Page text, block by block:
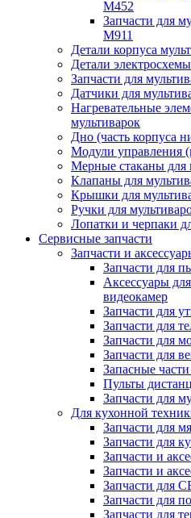
M452
Запчасти для
M911
Детали корпуса
Детали
Запчасти для
Датчики для
Нагревательные
мультиварок
Дно (часть корпуса
Модули управления
Мерные стаканы для
Клапаны для
Крышки для
Ручки для
Лопатки и черпаки
Сервисные запчасти
Запчасти и
Запчасти для
Аксессуары
видеокамер
Запчасти для
Запчасти для
Запчасти для
Запчасти для
Запасные
Пульты
Запчасти для
Для кухонной
Запчасти для
Запчасти для
Запчасти и
Запчасти и
Запчасти для
Запчасти для
Запчасти для